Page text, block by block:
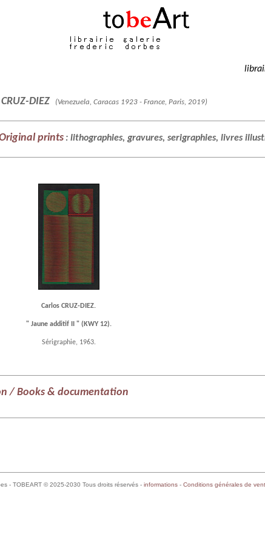
DIEZ (Venezuela, Caracas 1923 - France, Paris, 2019)
prints : lithographies, gravures, serigraphies, livres
Carlos CRUZ-DIEZ.
" Jaune additif II " (KWY 12).
Sérigraphie, 1963.
/ Books & documentation
- TOBEART © 2025-2030 Tous droits réservés - informations- Conditions générales de